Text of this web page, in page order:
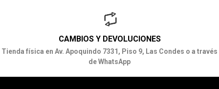
CAMBIOS Y DEVOLUCIONES
Tienda física en Av. Apoquindo 7331, Piso 9, Las Condes o a través
de WhatsApp